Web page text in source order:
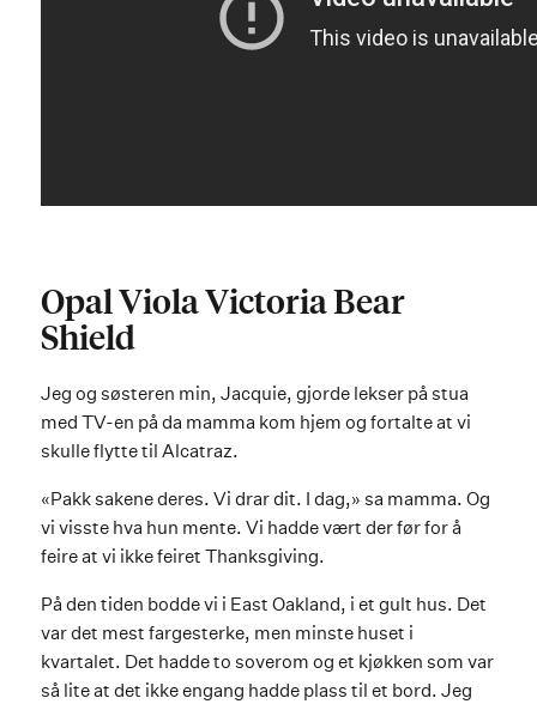
Opal Viola Victoria Bear
Shield
Jeg og søsteren min, Jacquie, gjorde lekser på stua
med TV-en på da mamma kom hjem og fortalte at vi
skulle flytte til Alcatraz.
«Pakk sakene deres. Vi drar dit. I dag,» sa mamma. Og
vi visste hva hun mente. Vi hadde vært der før for å
feire at vi ikke feiret Thanksgiving.
På den tiden bodde vi i East Oakland, i et gult hus. Det
var det mest fargesterke, men minste huset i
kvartalet. Det hadde to soverom og et kjøkken som var
så lite at det ikke engang hadde plass til et bord. Jeg